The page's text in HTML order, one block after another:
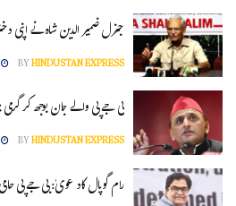
جنرل ضمیر الدین شاہ نے اپنی
BYHINDUSTAN EXPRESS
بی جے پی والے جان بوجھ کر
BYHINDUSTAN EXPRESS
رام گوپال کاد عویٰ: بی جے پی